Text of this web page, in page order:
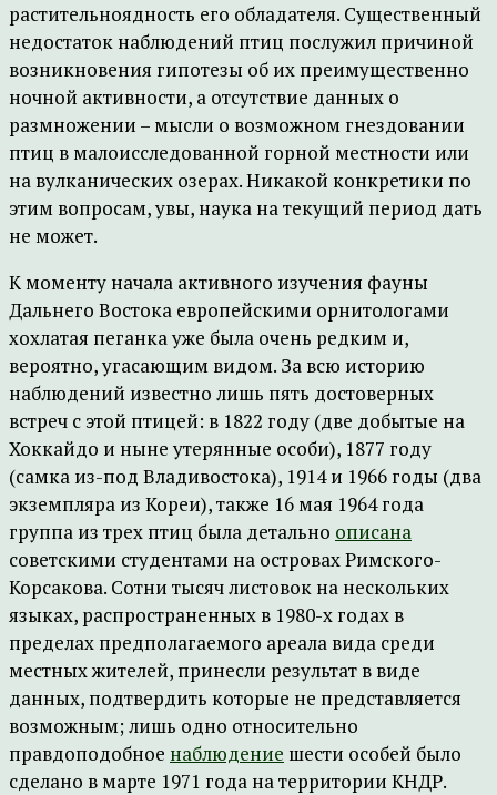
растительноядность его обладателя. Существенный
недостаток наблюдений птиц послужил причиной
возникновения гипотезы об их преимущественно
ночной активности, а отсутствие данных о
размножении – мысли о возможном гнездовании
птиц в малоисследованной горной местности или
на вулканических озерах. Никакой конкретики по
этим вопросам, увы, наука на текущий период дать
не может.
К моменту начала активного изучения фауны
Дальнего Востока европейскими орнитологами
хохлатая пеганка уже была очень редким и,
вероятно, угасающим видом. За всю историю
наблюдений известно лишь пять достоверных
встреч с этой птицей: в 1822 году (две добытые на
Хоккайдо и ныне утерянные особи), 1877 году
(самка из-под Владивостока), 1914 и 1966 годы (два
экземпляра из Кореи), также 16 мая 1964 года
группа из трех птиц была детально описана
советскими студентами на островах Римского-
Корсакова. Сотни тысяч листовок на нескольких
языках, распространенных в 1980-х годах в
пределах предполагаемого ареала вида среди
местных жителей, принесли результат в виде
данных, подтвердить которые не представляется
возможным; лишь одно относительно
правдоподобное наблюдение шести особей было
сделано в марте 1971 года на территории КНДР.